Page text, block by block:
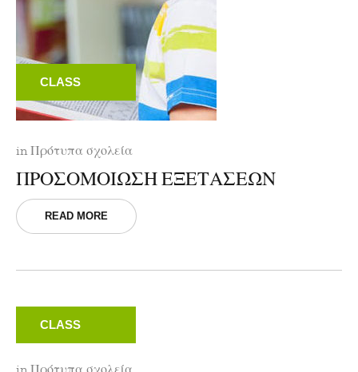
CLASS
inΠρότυπα σχολεία
ΠΡΟΣΟΜΟΙΩΣΗ ΕΞΕΤΑΣΕΩΝ
READ MORE
CLASS